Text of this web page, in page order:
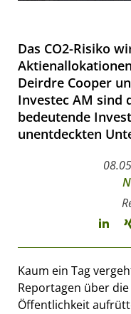
Das CO2-Risiko
Deirdre Cooper
Investec AM sind
bedeutende
unentdeckten
Kaum ein Tag
Reportagen über
Öffentlichkeit